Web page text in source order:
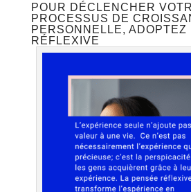
POUR DÉCLENCHER
PROCESSUS DE
PERSONNELLE, ADOPTEZ
RÉFLEXIVE